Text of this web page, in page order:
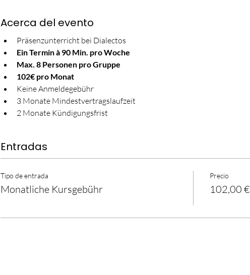
Acerca del evento
Präsenzunterricht bei Dialectos
Ein Termin à 90 Min. pro Woche
Max. 8 Personen pro Gruppe
102€ pro Monat
Keine Anmeldegebühr
3 Monate Mindestvertragslaufzeit
2 Monate Kündigungsfrist
Entradas
Tipo de entrada
Monatliche Kursgebühr
Precio
102,00 €